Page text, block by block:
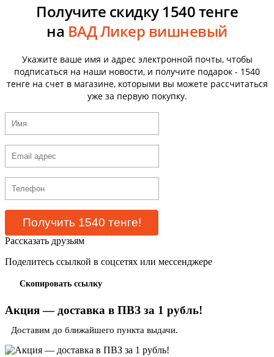
Получите скидку 1540 тенге
на ВАД Ликер вишневый
Укажите ваше имя и адрес электронной почты, чтобы
подписаться на наши новости, и получите подарок - 1540
тенге на счет в магазине, которыми вы можете рассчитаться
уже за первую покупку.
Рассказать друзьям
Поделитесь ссылкой в соцсетях или мессенджере
Скопировать ссылку
Акция — доставка в ПВЗ за 1 рубль!
Доставим до ближайшего пункта выдачи.